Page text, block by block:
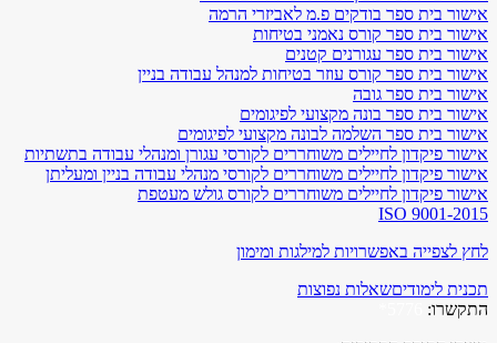
אישור בית ספר בודקים פ.מ לאביזרי הרמה
אישור בית ספר קורס נאמני בטיחות
אישור בית ספר עגורנים קטנים
אישור בית ספר קורס עוזר בטיחות למנהל עבודה בניין
אישור בית ספר גובה
אישור בית ספר בונה מקצועי לפיגומים
אישור בית ספר השלמה לבונה מקצועי לפיגומים
אישור פיקדון לחיילים משוחררים לקורסי עגורן ומנהלי עבודה בתשתיות
אישור פיקדון לחיילים משוחררים לקורסי מנהלי עבודה בניין ומעליתן
אישור פיקדון לחיילים משוחררים לקורס גולש מעטפת
ISO 9001-2015
לחץ לצפייה באפשרויות למילגות ומימון
תכנית לימודיםשאלות נפוצות
התקשרו: